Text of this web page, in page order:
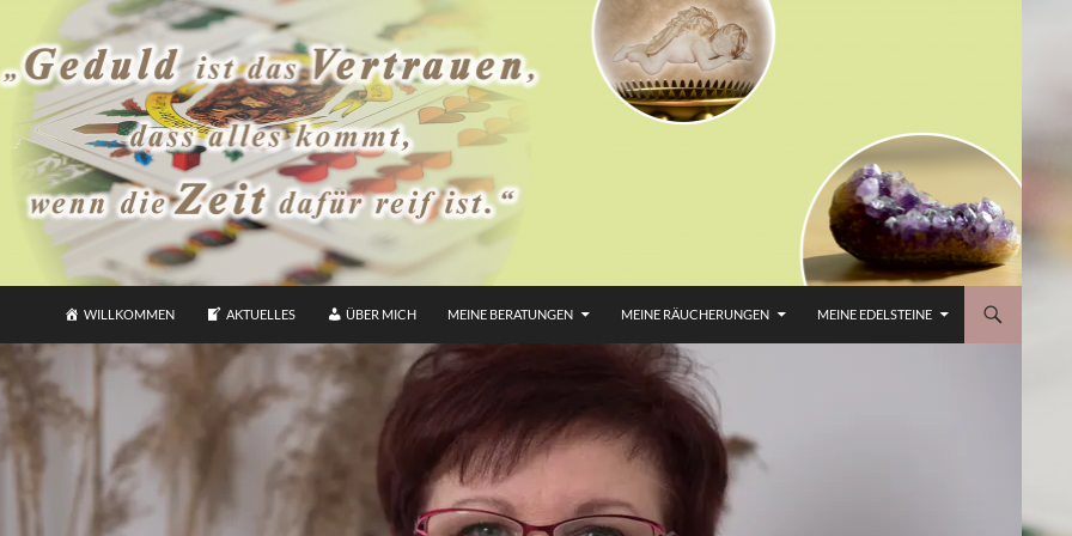
WILLKOMMEN AKTUELLES ÜBER MICH MEINE BERATUNGEN MEINE RÄUCHERUNGEN MEINE EDELSTEINE